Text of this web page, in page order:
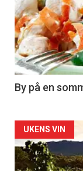
akkurat
nå
-
5
By på en
Forsiden
akkurat
UKENS VIN